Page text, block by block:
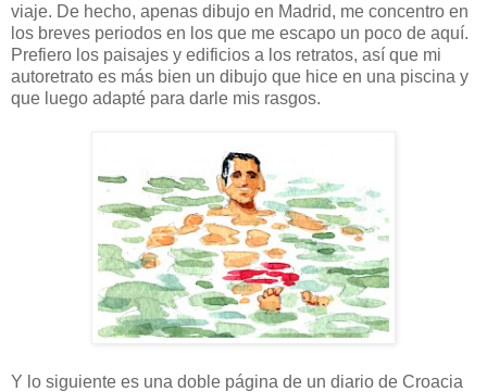
viaje. De hecho, apenas dibujo en Madrid, me concentro en
los breves periodos en los que me escapo un poco de aquí.
Prefiero los paisajes y edificios a los retratos, así que mi
autoretrato es más bien un dibujo que hice en una piscina y
que luego adapté para darle mis rasgos.
Y lo siguiente es una doble página de un diario de Croacia